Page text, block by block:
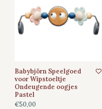
Babybjörn Speelgoed
voor Wipstoeltje
Ondeugende oogjes
Pastel
€50,00